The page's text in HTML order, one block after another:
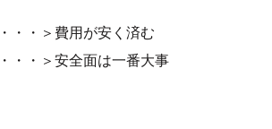
・・＞費用が安く済む
・・＞安全面は一番大事